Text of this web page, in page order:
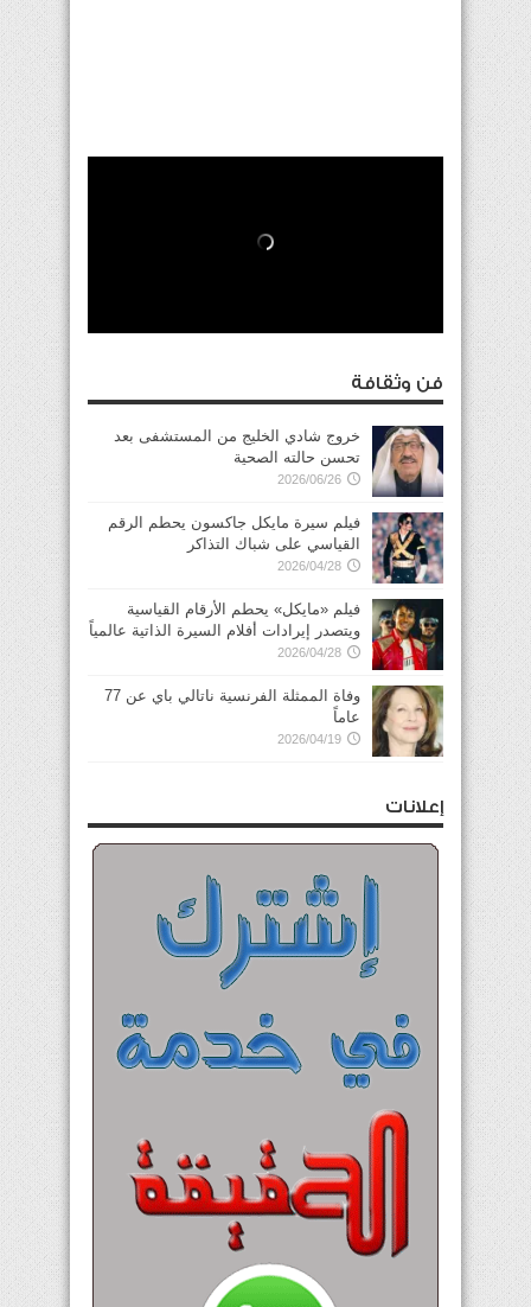
فن وثقافة
خروج شادي الخليج من المستشفى بعد
تحسن حالته الصحية
2026/06/26
فيلم سيرة مايكل جاكسون يحطم الرقم
القياسي على شباك التذاكر
2026/04/28
فيلم «مايكل» يحطم الأرقام القياسية
ويتصدر إيرادات أفلام السيرة الذاتية عالمياً
2026/04/28
وفاة الممثلة الفرنسية ناتالي باي عن 77
عاماً
2026/04/19
إعلانات